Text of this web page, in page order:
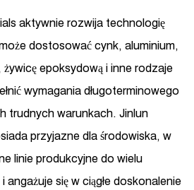
aktywnie rozwija technologię
dostosować cynk, aluminium,
epoksydową i inne rodzaje
wymagania długoterminowego
trudnych warunkach. Jinlun
przyjazne dla środowiska, w
linie produkcyjne do wielu
się w ciągłe doskonalenie